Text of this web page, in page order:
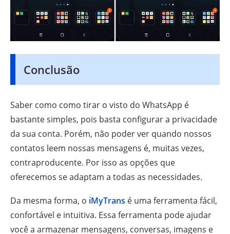
Conclusão
Saber como como tirar o visto do WhatsApp é
bastante simples, pois basta configurar a privacidade
da sua conta. Porém, não poder ver quando nossos
contatos leem nossas mensagens é, muitas vezes,
contraproducente. Por isso as opções que
oferecemos se adaptam a todas as necessidades.
Da mesma forma, o iMyTrans é uma ferramenta fácil,
confortável e intuitiva. Essa ferramenta pode ajudar
você a armazenar mensagens, conversas, imagens e